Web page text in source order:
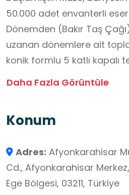
50.000 adet envanterli
Dönemden (Bakır Taş
uzanan dönemlere ait
konik formlu 5 katlı kapalı
bahçe teşhirinde ziyaretçisi
eserler ve en üst katında
düzenlemesinde, vitrinler
eserler dışında, çok
farklı dönemlerin sosyal ve
Daha Fazla Görüntüle
Konum
Adres: Afyonkarahisar
Cd., Afyonkarahisar
Ege Bölgesi, 03211, Türkiye